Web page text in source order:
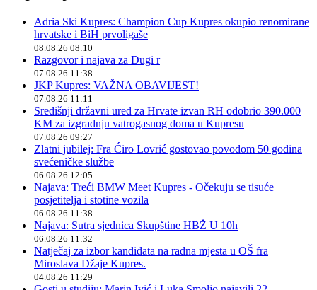
Adria Ski Kupres: Champion Cup Kupres okupio renomirane
hrvatske i BiH prvoligaše
08.08.26 08:10
Razgovor i najava za Dugi r
07.08.26 11:38
JKP Kupres: VAŽNA OBAVIJEST!
07.08.26 11:11
Središnji državni ured za Hrvate izvan RH odobrio 390.000
KM za izgradnju vatrogasnog doma u Kupresu
07.08.26 09:27
Zlatni jubilej: Fra Ćiro Lovrić gostovao povodom 50 godina
svećeničke službe
06.08.26 12:05
Najava: Treći BMW Meet Kupres - Očekuju se tisuće
posjetitelja i stotine vozila
06.08.26 11:38
Najava: Sutra sjednica Skupštine HBŽ U 10h
06.08.26 11:32
Natječaj za izbor kandidata na radna mjesta u OŠ fra
Miroslava Džaje Kupres.
04.08.26 11:29